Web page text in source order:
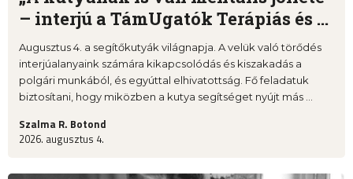
– interjú a TámUgatók Terápiás és ...
Augusztus 4. a segítőkutyák világnapja. A velük való törődés
interjúalanyaink számára kikapcsolódás és kiszakadás a
polgári munkából, és egyúttal elhivatottság. Fő feladatuk
biztosítani, hogy miközben a kutya segítséget nyújt más ...
Szalma R. Botond
2026. augusztus 4.